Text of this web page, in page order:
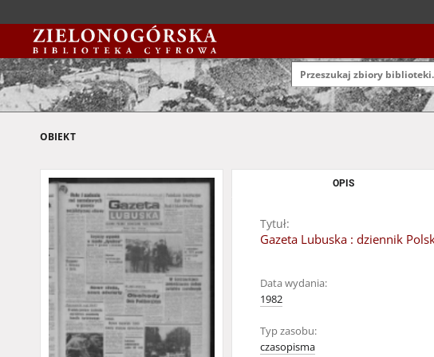
OBIEKT
OPIS
Tytuł:
Gazeta Lubuska : dziennik
Data wydania:
1982
Typ zasobu:
czasopisma